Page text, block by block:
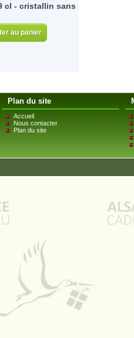
cl - cristallin sans
au panier
Plan du site
Accueil
Nous contacter
Plan du site